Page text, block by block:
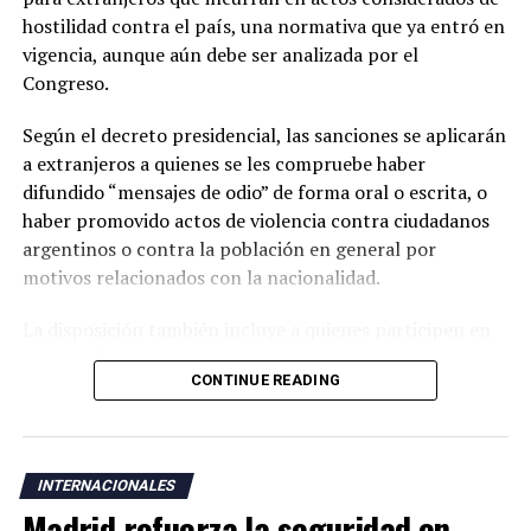
hostilidad contra el país, una normativa que ya entró en
vigencia, aunque aún debe ser analizada por el
Congreso.
Según el decreto presidencial, las sanciones se aplicarán
a extranjeros a quienes se les compruebe haber
difundido “mensajes de odio” de forma oral o escrita, o
haber promovido actos de violencia contra ciudadanos
argentinos o contra la población en general por
motivos relacionados con la nacionalidad.
actos de “ultraje” a símbolos patrios argentinos o
incentiven la realización de acciones contempladas
Argentina mantiene una larga tradición migratoria y su
Constitución garantiza a los residentes derechos civiles,
además del acceso a servicios como salud, educación y
CONTINUE READING
INTERNACIONALES